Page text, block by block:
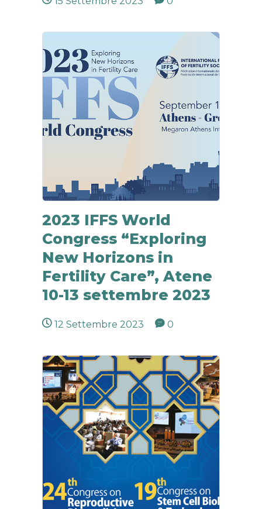
2023 IFFS World
Congress “Exploring
New Horizons in
Fertility Care”, Atene
10-13 settembre 2023
12 Settembre 2023 0